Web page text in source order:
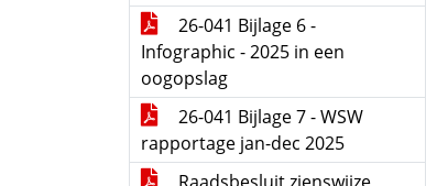
26-041 Bijlage 6 -
Infographic - 2025 in een
oogopslag
26-041 Bijlage 7 - WSW
rapportage jan-dec 2025